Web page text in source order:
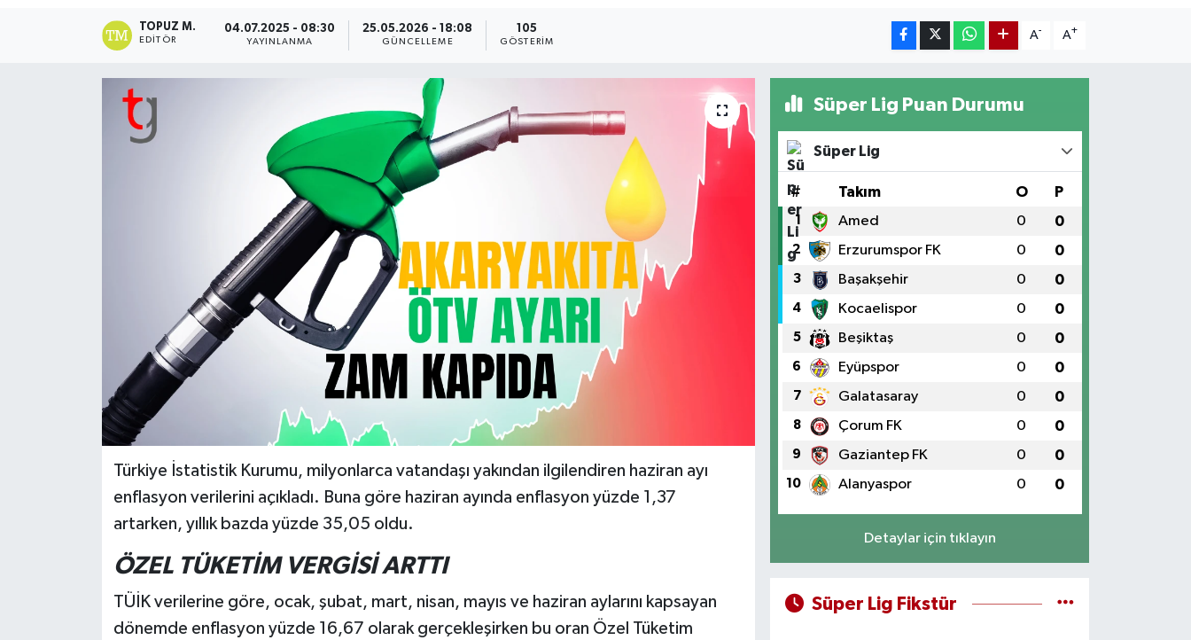
TOPUZ M.
EDITÖR
04.07.2025 - 08:30
YAYINLANMA
25.05.2026 - 18:08
GÜNCELLEME
105
GÖSTERIM
A- A+
Türkiye İstatistik Kurumu, milyonlarca vatandaşı yakından ilgilendiren haziran ayı
enflasyon verilerini açıkladı. Buna göre haziran ayında enflasyon yüzde 1,37
artarken, yıllık bazda yüzde 35,05 oldu.
ÖZEL TÜKETİM VERGİSİ ARTTI
TÜİK verilerine göre, ocak, şubat, mart, nisan, mayıs ve haziran aylarını kapsayan
dönemde enflasyon yüzde 16,67 olarak gerçekleşirken bu oran Özel Tüketim
Süper Lig Puan Durumu
Süper Lig
# Takım O P
1 Amed 0 0
2 Erzurumspor FK 0 0
3 Başakşehir 0 0
4 Kocaelispor 0 0
5 Beşiktaş 0 0
6 Eyüpspor 0 0
7 Galatasaray 0 0
8 Çorum FK 0 0
9 Gaziantep FK 0 0
10 Alanyaspor 0 0
Detaylar için tıklayın
Süper Lig Fikstür